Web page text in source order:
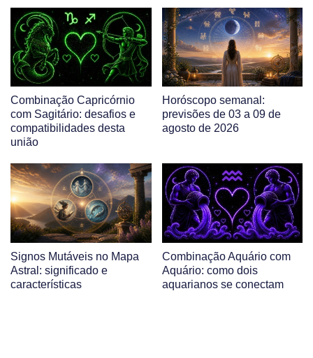
Combinação Capricórnio
com Sagitário: desafios e
compatibilidades desta
união
Horóscopo semanal:
previsões de 03 a 09 de
agosto de 2026
Signos Mutáveis no Mapa
Astral: significado e
características
Combinação Aquário com
Aquário: como dois
aquarianos se conectam